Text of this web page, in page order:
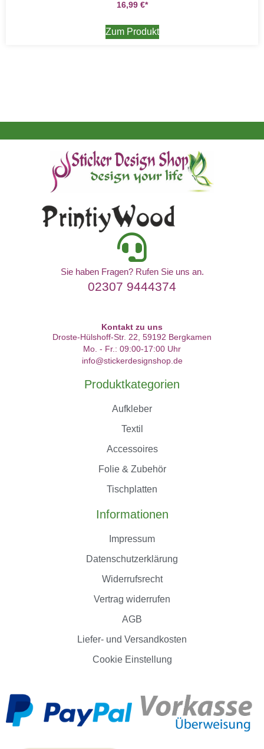
16,99 €
Zum Produkt
Sie haben Fragen? Rufen Sie uns an.
02307 9444374
Kontakt zu uns
Droste-Hülshoff-Str. 22, 59192 Bergkamen
Mo. - Fr.: 09:00-17:00 Uhr
info@stickerdesignshop.de
Produktkategorien
Aufkleber
Textil
Accessoires
Folie & Zubehör
Tischplatten
Informationen
Impressum
Datenschutzerklärung
Widerrufsrecht
Vertrag widerrufen
AGB
Liefer- und Versandkosten
Cookie Einstellung